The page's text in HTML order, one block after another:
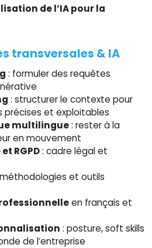
de l’IA pour la
transversales & IA
: formuler des requêtes
: structurer le contexte pour
précises et exploitables
multilingue: rester à la
en mouvement
RGPD: cadre légal et
et outils
en français et
: posture, soft skills
de l’entreprise